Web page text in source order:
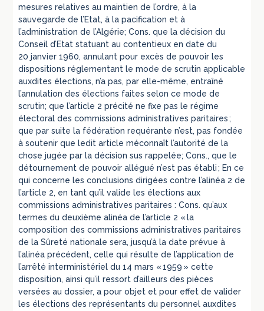
mesures relatives au maintien de l’ordre, à la
sauvegarde de l’Etat, à la pacification et à
l’administration de l’Algérie; Cons. que la décision du
Conseil d’Etat statuant au contentieux en date du
20 janvier 1960, annulant pour excès de pouvoir les
dispositions réglementant le mode de scrutin applicable
auxdites élections, n’a pas, par elle-même, entraîné
l’annulation des élections faites selon ce mode de
scrutin; que l’article 2 précité ne fixe pas le régime
électoral des commissions administratives paritaires ;
que par suite la fédération requérante n’est, pas fondée
à soutenir que ledit article méconnaît l’autorité de la
chose jugée par la décision sus rappelée; Cons., que le
détournement de pouvoir allégué n’est pas établi ; En ce
qui concerne les conclusions dirigées contre l’alinéa 2 de
l’article 2, en tant qu’il valide les élections aux
commissions administratives paritaires : Cons. qu’aux
termes du deuxième alinéa de l’article 2 « la
composition des commissions administratives paritaires
de la Sûreté nationale sera, jusqu’à la date prévue à
l’alinéa précédent, celle qui résulte de l’application de
l’arrêté interministériel du 14 mars « 1959 » cette
disposition, ainsi qu’il ressort d’ailleurs des pièces
versées au dossier, a pour objet et pour effet de valider
les élections des représentants du personnel auxdites